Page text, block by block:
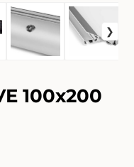
100x200